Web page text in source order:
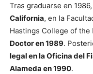
Tras graduarse en
California, en la
Hastings College of the
Doctor en 1989.
legal en la Oficina del
Alameda en 1990.